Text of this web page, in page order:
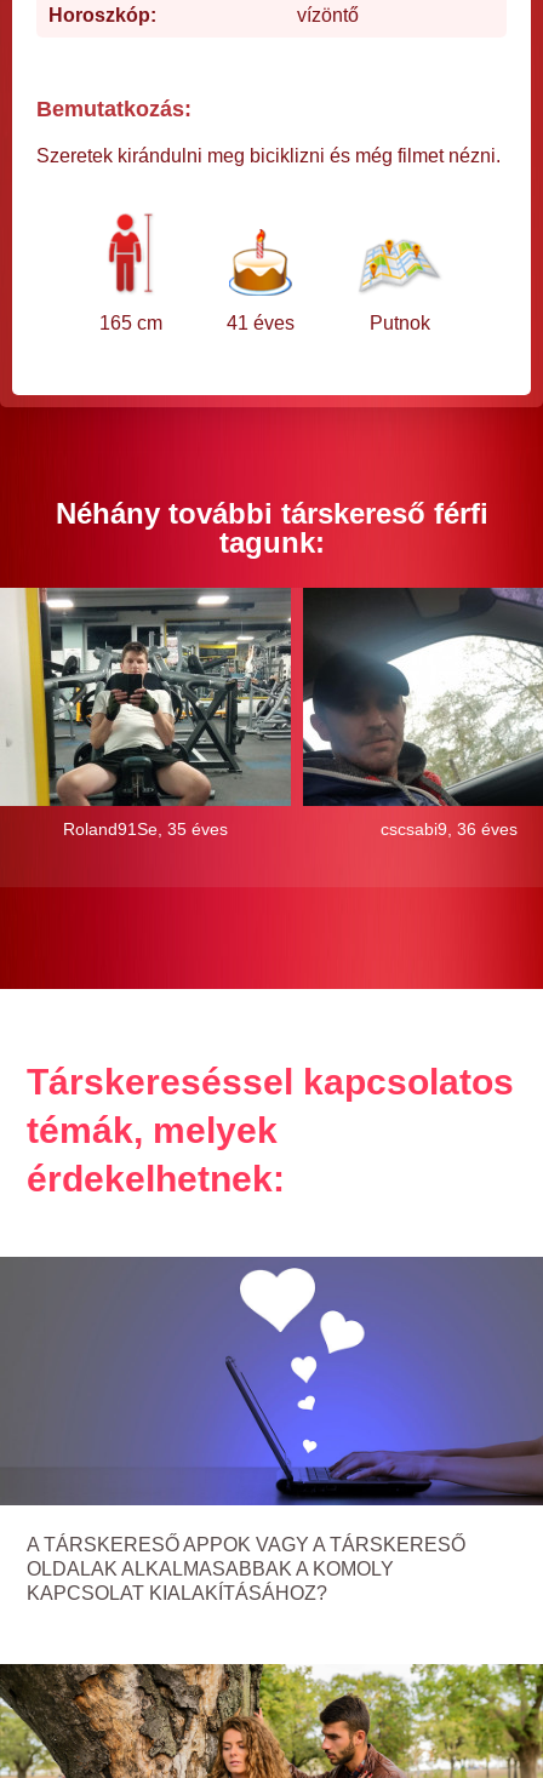
Horoszkóp: vízöntő
Bemutatkozás:
Szeretek kirándulni meg biciklizni és még filmet nézni.
165 cm 41 éves Putnok
Néhány további társkereső férfi
tagunk:
Roland91Se, 35 éves cscsabi9, 36 éves
Társkereséssel kapcsolatos
témák, melyek
érdekelhetnek:
A TÁRSKERESŐ APPOK VAGY A TÁRSKERESŐ
OLDALAK ALKALMASABBAK A KOMOLY
KAPCSOLAT KIALAKÍTÁSÁHOZ?